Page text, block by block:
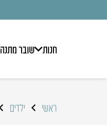
חנות שובר מתנה
ראשי ילדים